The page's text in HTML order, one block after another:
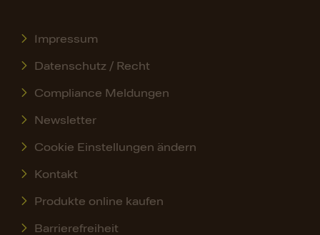
Impressum
Datenschutz / Recht
Compliance Meldungen
Newsletter
Cookie Einstellungen ändern
Kontakt
Produkte online kaufen
Barrierefreiheit